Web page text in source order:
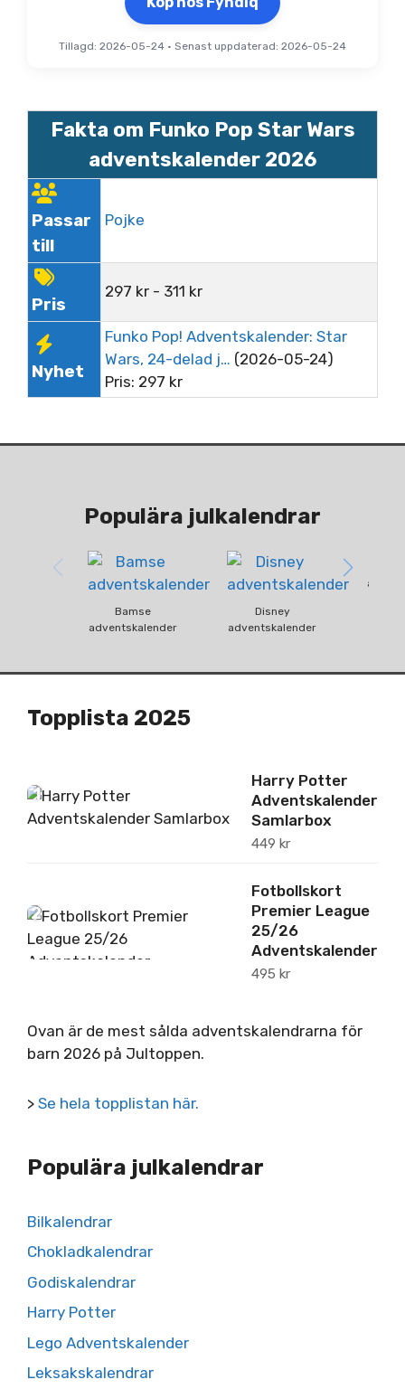
Tillagd: 2026-05-24 • Senast uppdaterad: 2026-05-24
Fakta om Funko Pop Star Wars
adventskalender 2026
Passar
till
Pojke
Pris
297 kr - 311 kr
Nyhet
Funko Pop! Adventskalender: Star
Wars, 24-delad j… (2026-05-24)
Pris: 297 kr
Populära julkalendrar
Bamse
adventskalender
Disney
adventskalender
Topplista 2025
1
Harry Potter
Adventskalender
Samlarbox
449 kr
2
Fotbollskort
Premier League
25/26
Adventskalender
495 kr
Ovan är de mest sålda adventskalendrarna för
barn 2026 på Jultoppen.
> Se hela topplistan här.
Populära julkalendrar
Bilkalendrar
Chokladkalendrar
Godiskalendrar
Harry Potter
Lego Adventskalender
Leksakskalendrar